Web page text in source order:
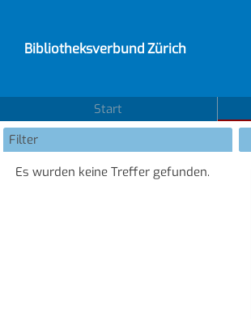
Bibliotheksverbund Zürich
Start
Filter
Es wurden keine Treffer gefunden.